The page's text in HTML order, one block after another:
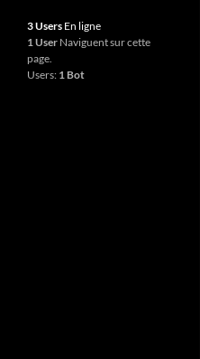
3 Users En ligne
1 User Naviguent sur cette
page.
Users: 1 Bot